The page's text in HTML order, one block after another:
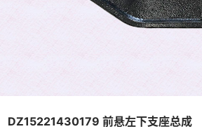
DZ15221430179 前悬左下支座总成